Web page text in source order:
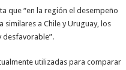
que “en la región el desempeño
similares a Chile y Uruguay, los
desfavorable”.
utilizadas para comparar